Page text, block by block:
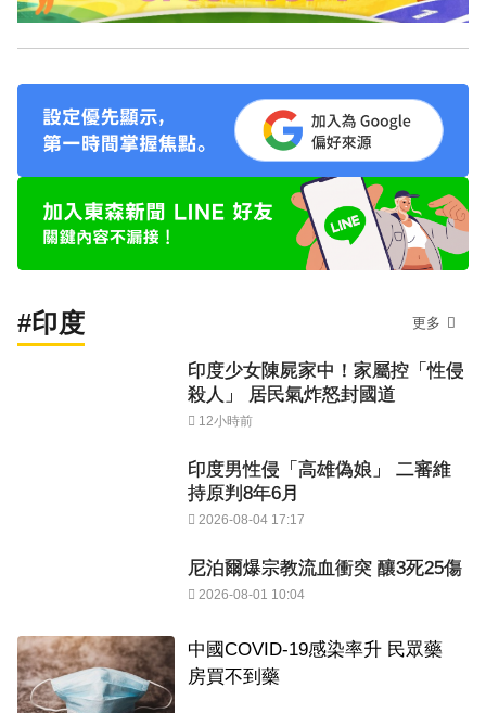
#印度 更多
印度少女陳屍家中！家屬控「性侵
殺人」 居民氣炸怒封國道
12小時前
印度男性侵「高雄偽娘」 二審維
持原判8年6月
2026-08-04 17:17
尼泊爾爆宗教流血衝突 釀3死25傷
2026-08-01 10:04
中國COVID-19感染率升 民眾藥
房買不到藥